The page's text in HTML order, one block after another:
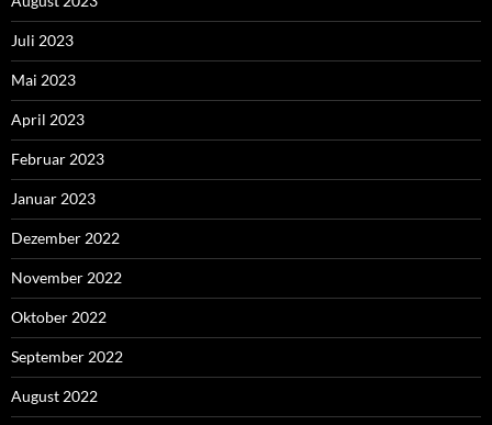
Juli 2023
Mai 2023
April 2023
Februar 2023
Januar 2023
Dezember 2022
November 2022
Oktober 2022
September 2022
August 2022